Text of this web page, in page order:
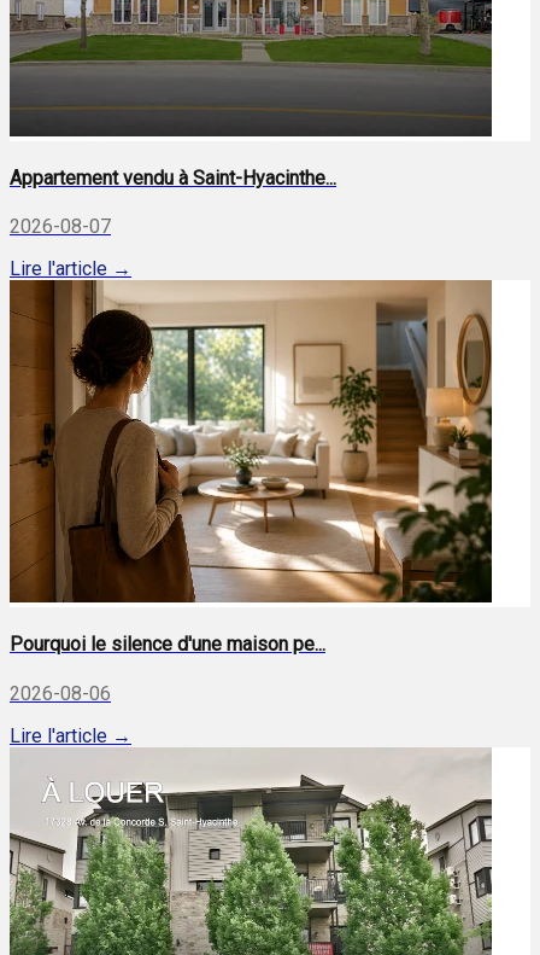
Appartement vendu à Saint-Hyacinthe...
2026-08-07
Lire l'article →
Pourquoi le silence d'une maison pe...
2026-08-06
Lire l'article →